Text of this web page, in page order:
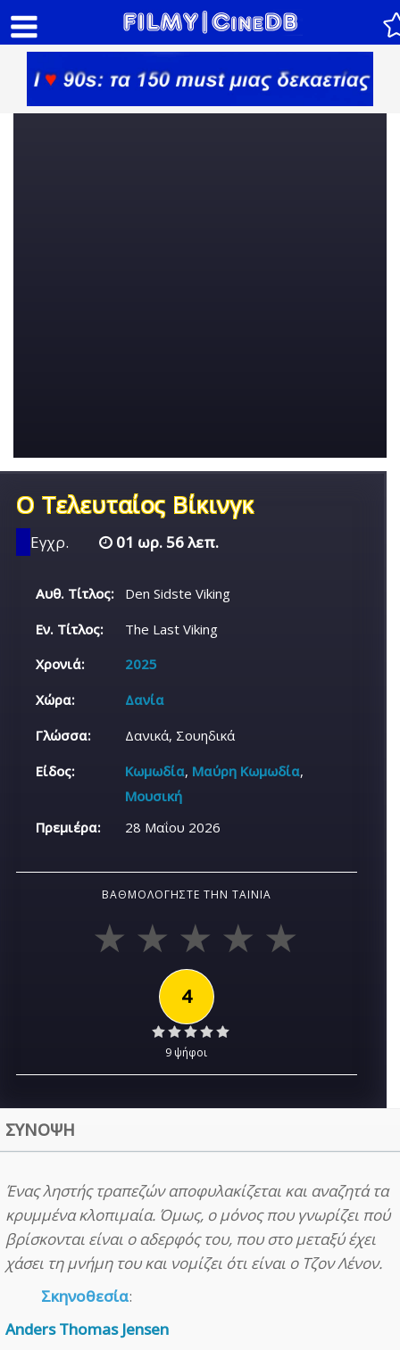
Ο Τελευταίος Βίκινγκ
Εγχρ. 01 ωρ. 56 λεπ.
Αυθ. Τίτλος:
Den Sidste Viking
Εν. Τίτλος:
The Last Viking
Χρονιά:
2025
Χώρα:
Δανία
Γλώσσα:
Δανικά, Σουηδικά
Είδος:
Κωμωδία, Μαύρη Κωμωδία,
Μουσική
Πρεμιέρα:
28 Μαΐου 2026
ΒΑΘΜΟΛΟΓΉΣΤΕ ΤΗΝ ΤΑΙΝΊΑ
4
9 ψήφοι
ΣΥΝΟΨΗ
Ένας ληστής τραπεζών αποφυλακίζεται και αναζητά τα
κρυμμένα κλοπιμαία. Όμως, ο μόνος που γνωρίζει πού
βρίσκονται είναι ο αδερφός του, που στο μεταξύ έχει
χάσει τη μνήμη του και νομίζει ότι είναι ο Τζον Λένον.
Σκηνοθεσία:
Anders Thomas Jensen